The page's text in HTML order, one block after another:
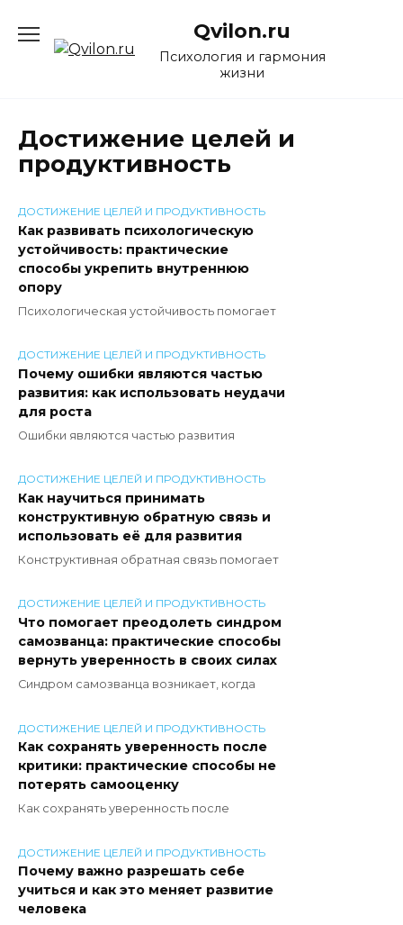
содержанию
Qvilon.ru
Психология и гармония
жизни
Достижение целей и
продуктивность
ДОСТИЖЕНИЕ ЦЕЛЕЙ И ПРОДУКТИВНОСТЬ
Как развивать психологическую
устойчивость: практические
способы укрепить внутреннюю
опору
Психологическая устойчивость помогает
ДОСТИЖЕНИЕ ЦЕЛЕЙ И ПРОДУКТИВНОСТЬ
Почему ошибки являются частью
развития: как использовать неудачи
для роста
Ошибки являются частью развития
ДОСТИЖЕНИЕ ЦЕЛЕЙ И ПРОДУКТИВНОСТЬ
Как научиться принимать
конструктивную обратную связь и
использовать её для развития
Конструктивная обратная связь помогает
ДОСТИЖЕНИЕ ЦЕЛЕЙ И ПРОДУКТИВНОСТЬ
Что помогает преодолеть синдром
самозванца: практические способы
вернуть уверенность в своих силах
Синдром самозванца возникает, когда
ДОСТИЖЕНИЕ ЦЕЛЕЙ И ПРОДУКТИВНОСТЬ
Как сохранять уверенность после
критики: практические способы не
потерять самооценку
Как сохранять уверенность после
ДОСТИЖЕНИЕ ЦЕЛЕЙ И ПРОДУКТИВНОСТЬ
Почему важно разрешать себе
учиться и как это меняет развитие
человека